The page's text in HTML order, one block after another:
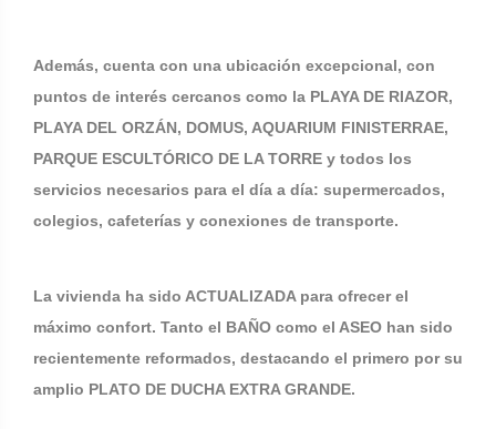
Además, cuenta con una ubicación excepcional, con
puntos de interés cercanos como la PLAYA DE RIAZOR,
PLAYA DEL ORZÁN, DOMUS, AQUARIUM FINISTERRAE,
PARQUE ESCULTÓRICO DE LA TORRE y todos los
servicios necesarios para el día a día: supermercados,
colegios, cafeterías y conexiones de transporte.
La vivienda ha sido ACTUALIZADA para ofrecer el
máximo confort. Tanto el BAÑO como el ASEO han sido
recientemente reformados, destacando el primero por su
amplio PLATO DE DUCHA EXTRA GRANDE.